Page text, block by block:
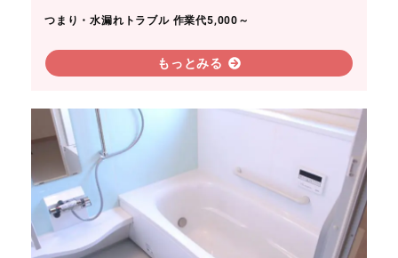
つまり・水漏れトラブル 作業代5,000～
もっとみる